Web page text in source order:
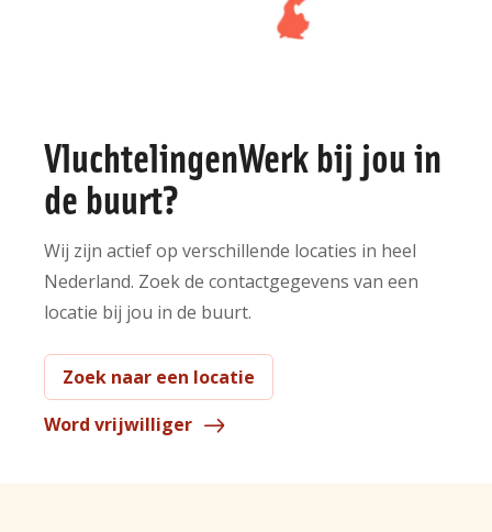
VluchtelingenWerk bij jou in
de buurt?
Wij zijn actief op verschillende locaties in heel
Nederland. Zoek de contactgegevens van een
locatie bij jou in de buurt.
Zoek naar een locatie
Word vrijwilliger